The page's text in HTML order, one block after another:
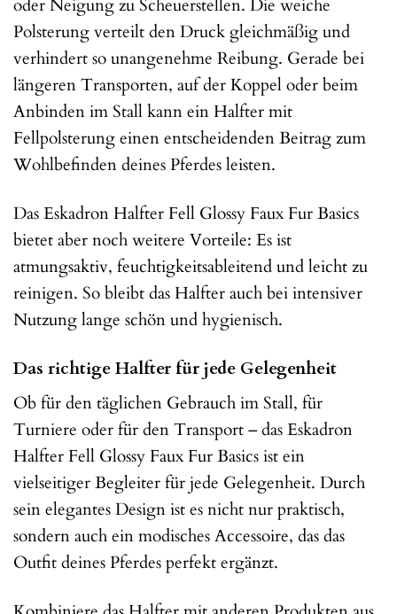
oder Neigung zu Scheuerstellen. Die weiche
Polsterung verteilt den Druck gleichmäßig und
verhindert so unangenehme Reibung. Gerade bei
längeren Transporten, auf der Koppel oder beim
Anbinden im Stall kann ein Halfter mit
Fellpolsterung einen entscheidenden Beitrag zum
Wohlbefinden deines Pferdes leisten.
Das Eskadron Halfter Fell Glossy Faux Fur Basics
bietet aber noch weitere Vorteile: Es ist
atmungsaktiv, feuchtigkeitsableitend und leicht zu
reinigen. So bleibt das Halfter auch bei intensiver
Nutzung lange schön und hygienisch.
Das richtige Halfter für jede Gelegenheit
Ob für den täglichen Gebrauch im Stall, für
Turniere oder für den Transport – das Eskadron
Halfter Fell Glossy Faux Fur Basics ist ein
vielseitiger Begleiter für jede Gelegenheit. Durch
sein elegantes Design ist es nicht nur praktisch,
sondern auch ein modisches Accessoire, das das
Outfit deines Pferdes perfekt ergänzt.